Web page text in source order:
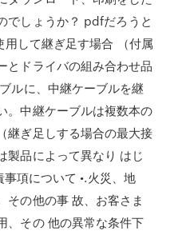
でしょうか？ pdfだろうと
して継ぎ足す場合 （付属
とドライバの組み合わせ品
ルに、中継ケーブルを継
。中継ケーブルは複数本の
継ぎ足しする場合の最大接
製品によって異なり はじ
項について •.火災、地
その他の事 故、お客さま
、その 他の異常な条件下